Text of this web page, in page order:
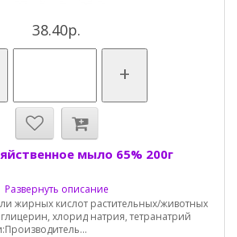
38.40р.
+
мыло 65% 200г
Развернуть описание
жирных кислот растительных/животных
хлорид натрия, тетранатрий